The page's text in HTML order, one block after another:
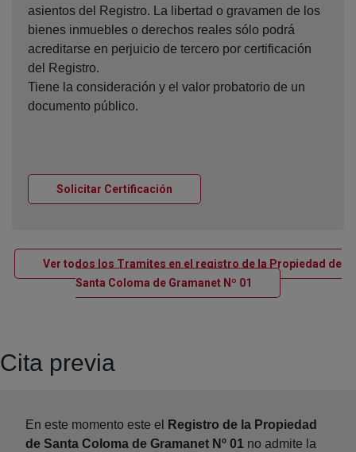
asientos del Registro. La libertad o gravamen de los
bienes inmuebles o derechos reales sólo podrá
acreditarse en perjuicio de tercero por certificación
del Registro.
Tiene la consideración y el valor probatorio de un
documento público.
Solicitar Certificación
Ver todos los Tramites en el registro de la Propiedad de
Santa Coloma de Gramanet Nº 01
Ventana nueva
Cita previa
En este momento este el
Registro de la Propiedad
de Santa Coloma de Gramanet Nº 01 no admite la